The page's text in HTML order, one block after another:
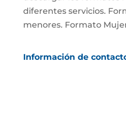
diferentes servicios.
menores. Formato
Información de